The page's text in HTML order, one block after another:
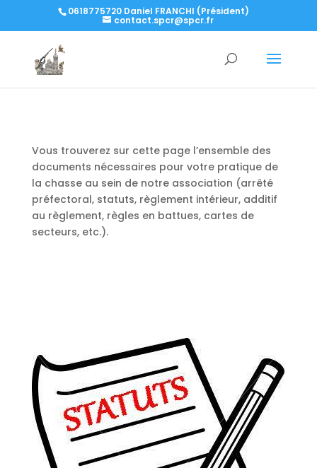
0618775720 Daniel FRANCHI (Président)
contact.spcr@spcr.fr
Vous trouverez sur cette page l’ensemble des
documents nécessaires pour votre pratique de
la chasse au sein de notre association (arrêté
préfectoral, statuts, règlement intérieur, additif
au règlement, règles en battues, cartes de
secteurs, etc.).